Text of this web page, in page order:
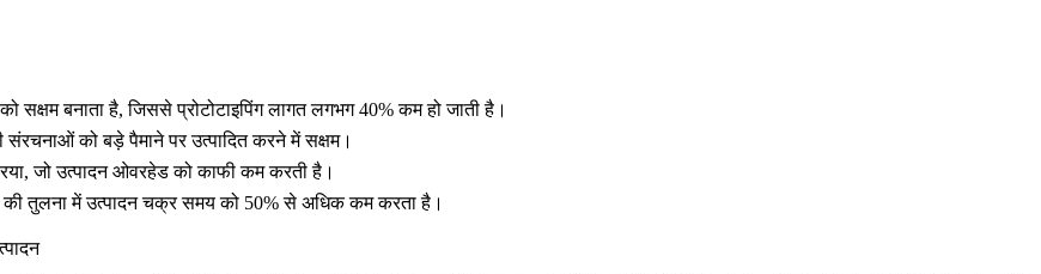
सक्षम बनाता है, जिससे प्रोटोटाइपिंग लागत लगभग 40% कम हो जाती है।
को बड़े पैमाने पर उत्पादित करने में सक्षम।
जो उत्पादन ओवरहेड को काफी कम करती है।
की तुलना में उत्पादन चक्र समय को 50% से अधिक कम करता है।